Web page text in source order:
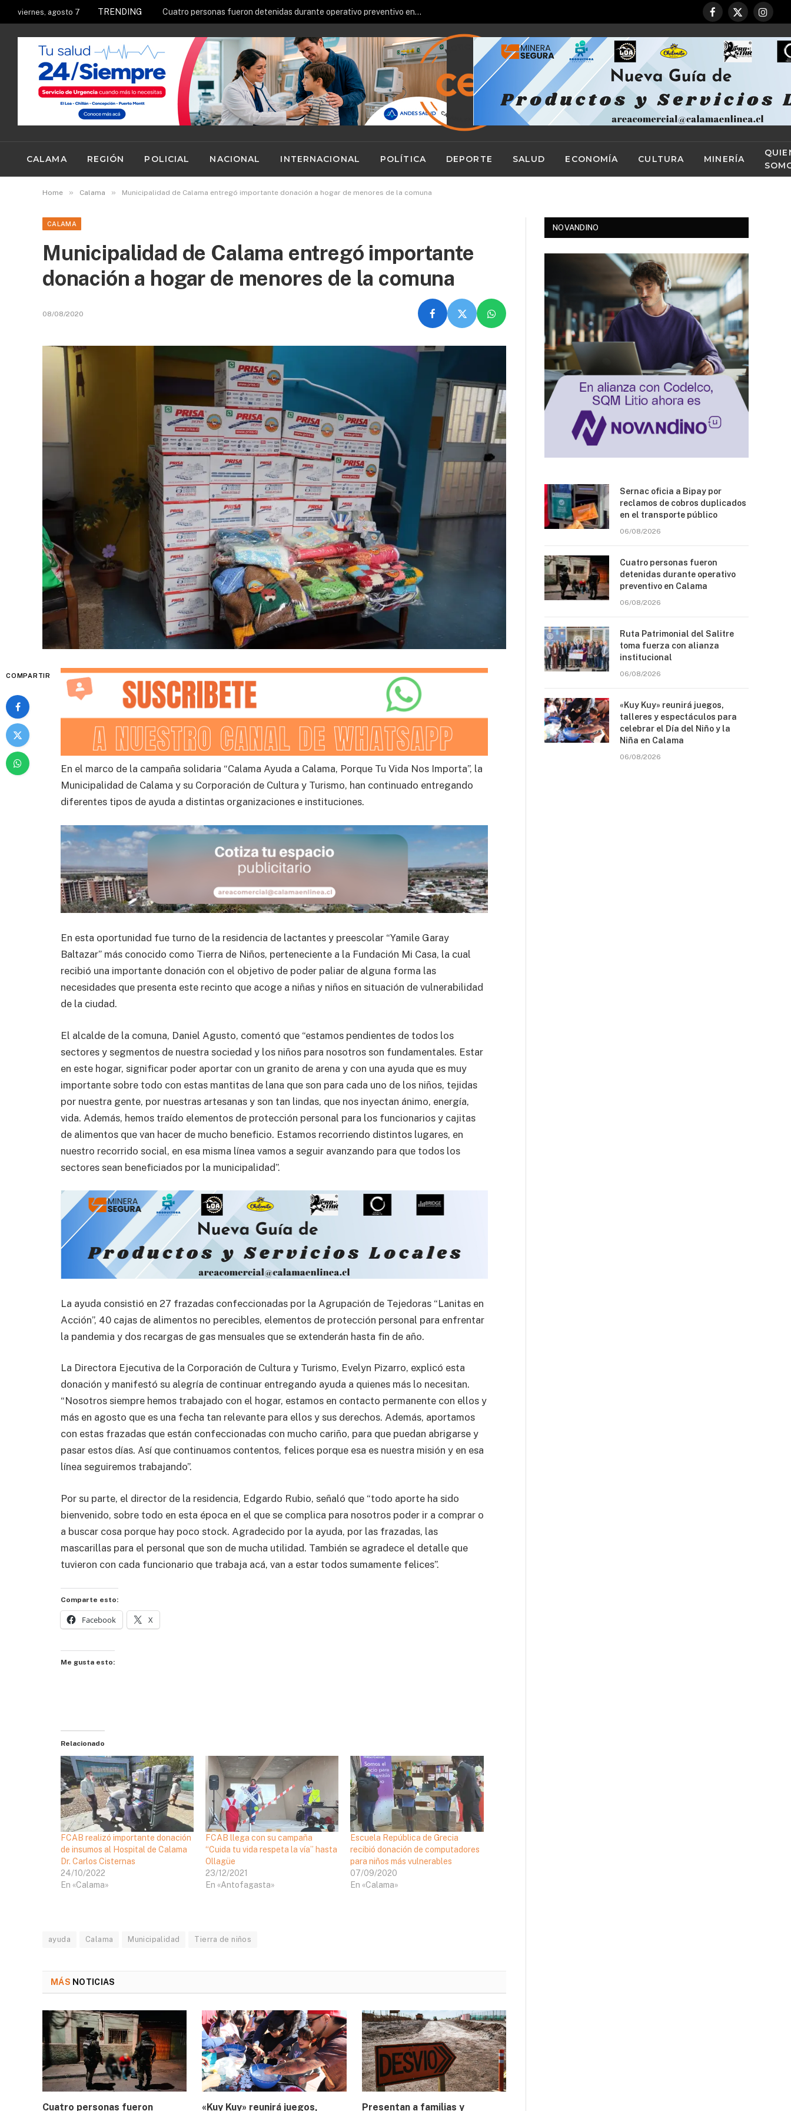
viernes, agosto 7 TRENDING Ruta Patrimonial del Salitre toma fuerza con alianza institucional
Facebook
X
CALAMA REGIÓN POLICIAL NACIONAL INTERNACIONAL POLÍTICA DEPORTE SALUD ECONOMÍA CULTURA MINERÍA
Home » Calama » Municipalidad de Calama entregó importante donación a hogar de menores de la comuna
CALAMA
Municipalidad de Calama entregó importante
donación a hogar de menores de la comuna
08/08/2020
COMPARTIR
En el marco de la campaña solidaria “Calama Ayuda a Calama, Porque Tu Vida Nos Importa”, la
Municipalidad de Calama y su Corporación de Cultura y Turismo, han continuado entregando
diferentes tipos de ayuda a distintas organizaciones e instituciones.
En esta oportunidad fue turno de la residencia de lactantes y preescolar “Yamile Garay
Baltazar” más conocido como Tierra de Niños, perteneciente a la Fundación Mi Casa, la cual
recibió una importante donación con el objetivo de poder paliar de alguna forma las
necesidades que presenta este recinto que acoge a niñas y niños en situación de vulnerabilidad
de la ciudad.
El alcalde de la comuna, Daniel Agusto, comentó que “estamos pendientes de todos los
sectores y segmentos de nuestra sociedad y los niños para nosotros son fundamentales. Estar
en este hogar, significar poder aportar con un granito de arena y con una ayuda que es muy
importante sobre todo con estas mantitas de lana que son para cada uno de los niños, tejidas
por nuestra gente, por nuestras artesanas y son tan lindas, que nos inyectan ánimo, energía,
vida. Además, hemos traído elementos de protección personal para los funcionarios y cajitas
de alimentos que van hacer de mucho beneficio. Estamos recorriendo distintos lugares, en
nuestro recorrido social, en esa misma línea vamos a seguir avanzando para que todos los
sectores sean beneficiados por la municipalidad”.
La ayuda consistió en 27 frazadas confeccionadas por la Agrupación de Tejedoras “Lanitas en
Acción”, 40 cajas de alimentos no perecibles, elementos de protección personal para enfrentar
la pandemia y dos recargas de gas mensuales que se extenderán hasta fin de año.
La Directora Ejecutiva de la Corporación de Cultura y Turismo, Evelyn Pizarro, explicó esta
donación y manifestó su alegría de continuar entregando ayuda a quienes más lo necesitan.
“Nosotros siempre hemos trabajado con el hogar, estamos en contacto permanente con ellos y
más en agosto que es una fecha tan relevante para ellos y sus derechos. Además, aportamos
con estas frazadas que están confeccionadas con mucho cariño, para que puedan abrigarse y
pasar estos días. Así que continuamos contentos, felices porque esa es nuestra misión y en esa
línea seguiremos trabajando”.
Por su parte, el director de la residencia, Edgardo Rubio, señaló que “todo aporte ha sido
bienvenido, sobre todo en esta época en el que se complica para nosotros poder ir a comprar o
a buscar cosa porque hay poco stock. Agradecido por la ayuda, por las frazadas, las
mascarillas para el personal que son de mucha utilidad. También se agradece el detalle que
tuvieron con cada funcionario que trabaja acá, van a estar todos sumamente felices”.
Comparte esto:
Facebook X
Me gusta esto:
Relacionado
FCAB realizó importante donación
de insumos al Hospital de Calama
Dr. Carlos Cisternas
24/10/2022
En «Calama»
FCAB llega con su campaña
“Cuida tu vida respeta la vía” hasta
Ollagüe
23/12/2021
En «Antofagasta»
Escuela República de Grecia
recibió donación de computadores
para niños más vulnerables
07/09/2020
En «Calama»
ayuda Calama Municipalidad Tierra de niños
MÁS NOTICIAS
Cuatro personas fueron «Kuy Kuy» reunirá juegos, Presentan a familias y
NOVANDINO
Sernac oficia a Bipay por
reclamos de cobros duplicados
en el transporte público
06/08/2026
Cuatro personas fueron
detenidas durante operativo
preventivo en Calama
06/08/2026
Ruta Patrimonial del Salitre
toma fuerza con alianza
institucional
06/08/2026
«Kuy Kuy» reunirá juegos,
talleres y espectáculos para
celebrar el Día del Niño y la
Niña en Calama
06/08/2026